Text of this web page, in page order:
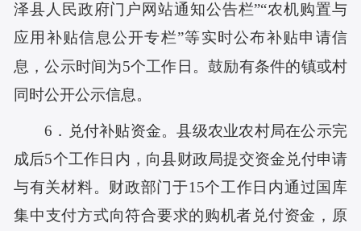
泽县人民政府门户网站通知公告栏”“农机购置与
应用补贴信息公开专栏”等实时公布补贴申请信
息，公示时间为5个工作日。鼓励有条件的镇或村
同时公开公示信息。
6．兑付补贴资金。县级农业农村局在公示完
成后5个工作日内，向县财政局提交资金兑付申请
与有关材料。财政部门于15个工作日内通过国库
集中支付方式向符合要求的购机者兑付资金，原